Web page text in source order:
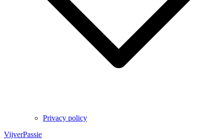
Privacy policy
VijverPassie